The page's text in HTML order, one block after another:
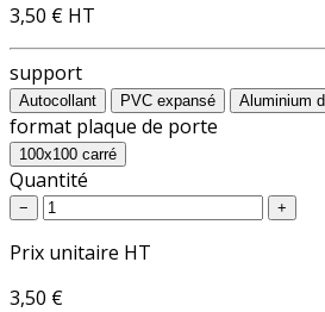
3,50 € HT
support
Autocollant PVC expansé Aluminium
format plaque de porte
100x100 carré
Quantité
− +
Prix unitaire HT
3,50 €